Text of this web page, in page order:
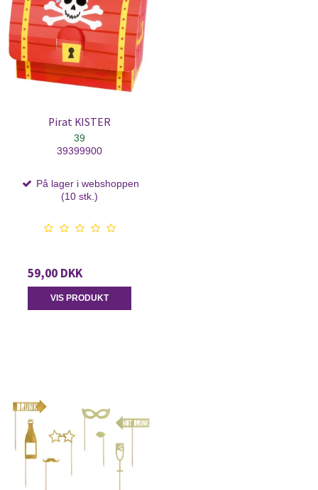
Pirat KISTER
39
39399900
På lager i webshoppen
(10 stk.)
59,00 DKK
VIS PRODUKT